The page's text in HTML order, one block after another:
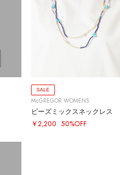
SALE
McGREGOR WOMENS
ビーズミックスネックレス
￥2,200 50%OFF